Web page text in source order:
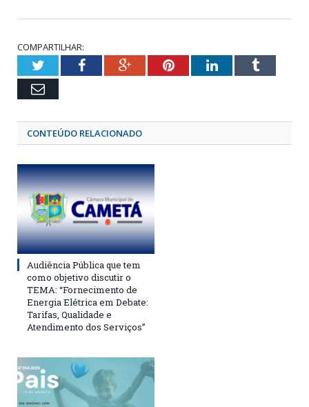
COMPARTILHAR:
TwitterFacebookGoogle+PinterestLinkedInTumblr
Email
CONTEÚDO RELACIONADO
Audiência Pública que tem
como objetivo discutir o
TEMA: “Fornecimento de
Energia Elétrica em Debate:
Tarifas, Qualidade e
Atendimento dos Serviços”